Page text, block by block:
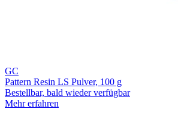
GC
Pattern Resin LS Pulver, 100 g
Bestellbar, bald wieder verfügbar
Mehr erfahren